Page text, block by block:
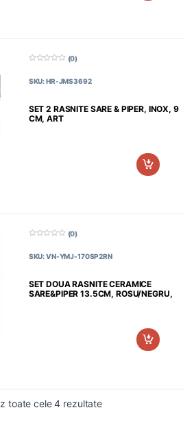
SET 2 RASNITE SARE & PIPER, INOX, 9
CM, ART
i
(0)
SKU: HR-JMS3692
SET DOUA RASNITE CERAMICE
SARE&PIPER 13.5CM, ROSU/NEGRU,
i
(0)
SKU: VN-YMJ-170SP2RN
toate cele 4 rezultate